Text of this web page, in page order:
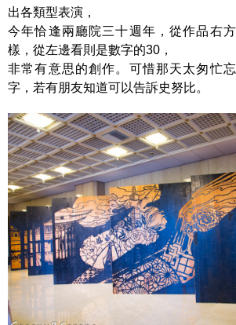
出各類型表演，
今年恰逢兩廳院三十週年，從作品右
樣，從左邊看則是數字的30，
非常有意思的創作。可惜那天太匆忙
字，若有朋友知道可以告訴史努比。